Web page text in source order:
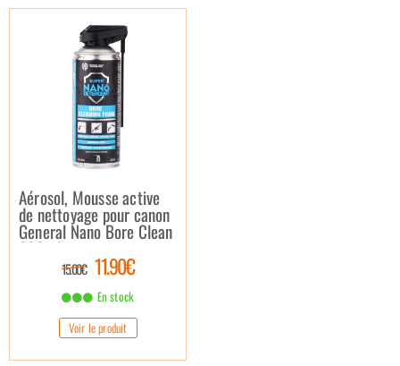
Aérosol, Mousse active
de nettoyage pour canon
General Nano Bore Clean
200ml
15.00€ 11.90€
En stock
Voir le produit